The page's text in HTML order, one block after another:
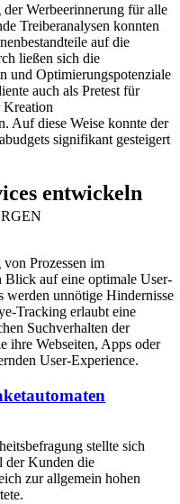
Werbeerinnerung für alle
Treiberanalysen konnten
auf die
ließen sich die
und Optimierungspotenziale
auch als Pretest für
Kreation
Auf diese Weise konnte der
signifikant gesteigert
entwickeln
Prozessen im
Blick auf eine optimale User-
unnötige Hindernisse
Tracking erlaubt eine
Suchverhalten der
ihre Webseiten, Apps oder
User-Experience.
stellte sich
der Kunden die
zur allgemein hohen